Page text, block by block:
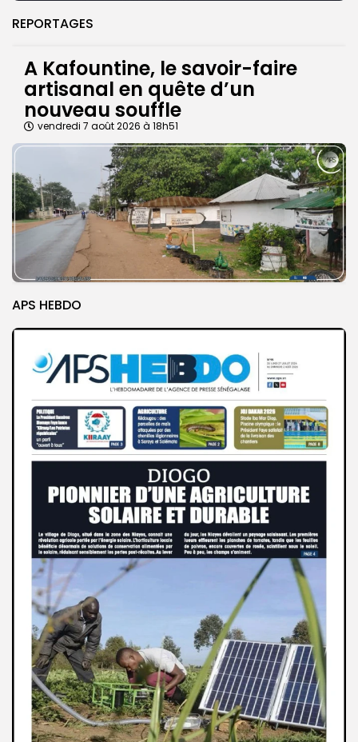
REPORTAGES
A Kafountine, le savoir-faire
artisanal en quête d’un
nouveau souffle
vendredi 7 août 2026 à 18h51
APS HEBDO